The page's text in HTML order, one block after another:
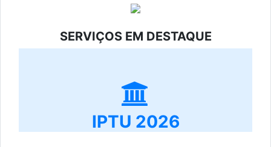
SERVIÇOS EM DESTAQUE
IPTU 2026